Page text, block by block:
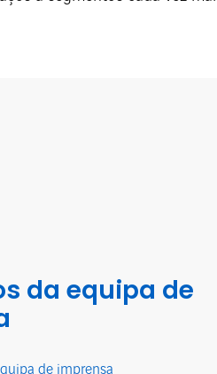
da equipa de
de imprensa